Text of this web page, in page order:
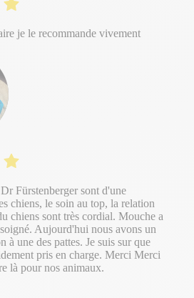
je le recommande vivement
Fürstenberger sont d'une
chiens, le soin au top, la relation
chiens sont très cordial. Mouche a
Aujourd'hui nous avons un
à une des pattes. Je suis sur que
pris en charge. Merci Merci
là pour nos animaux.